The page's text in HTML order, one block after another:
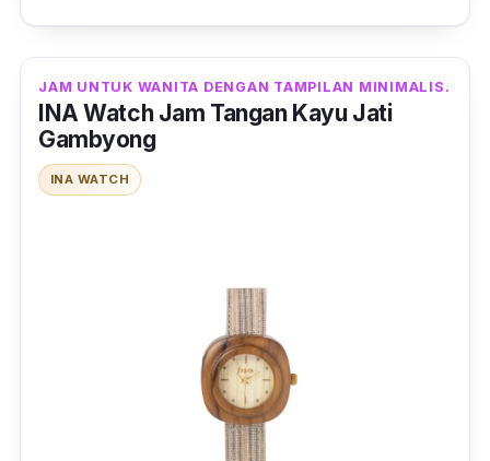
berikan tampilan yang elegan. Selain itu kamu
dapat mencantumkan nama ataupun kata
lainya pada jam tangan ini.
Jam tangan yang memiliki diameter 43 mm
ataupun pria. Selain itu, pilihan warna yang
diberikan juga sangat bervariatif, sehingga
dapat disesuaikan dengan warna kesukaan.
JAM UNTUK WANITA DENGAN TAMPILAN MINIMALIS.
INA Watch Jam Tangan Kayu Jati
Gambyong
INA WATCH